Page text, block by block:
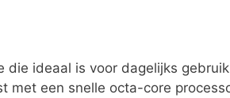
die ideaal is voor dagelijks
met een snelle octa-core